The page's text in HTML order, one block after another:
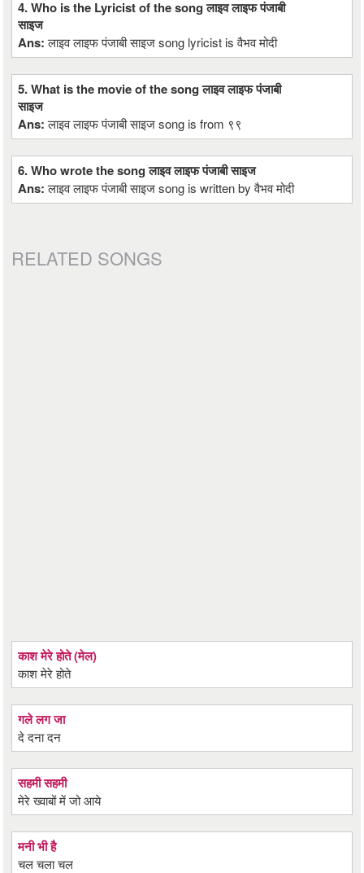
4. Who is the Lyricist of the song लाइव लाइफ पंजाबी
साइज
Ans:लाइव लाइफ पंजाबी साइज song lyricist is वैभव मोदी
5. What is the movie of the song लाइव लाइफ पंजाबी
साइज
Ans:लाइव लाइफ पंजाबी साइज song is from ९९
6. Who wrote the song लाइव लाइफ पंजाबी साइज
Ans:लाइव लाइफ पंजाबी साइज song is written by वैभव मोदी
RELATED SONGS
काश मेरे होते (मेल)
काश मेरे होते
गले लग जा
दे दना दन
सहमी सहमी
मेरे ख्वाबों में जो आये
मनी भी है
चल चला चल